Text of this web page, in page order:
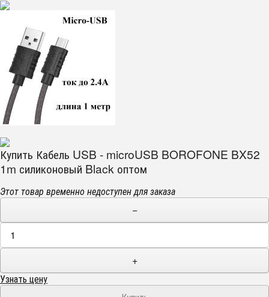
Купить Кабель USB - microUSB BOROFONE BX52
1m силиконовый Black оптом
Этот товар временно недоступен для заказа
−
+
Узнать цену